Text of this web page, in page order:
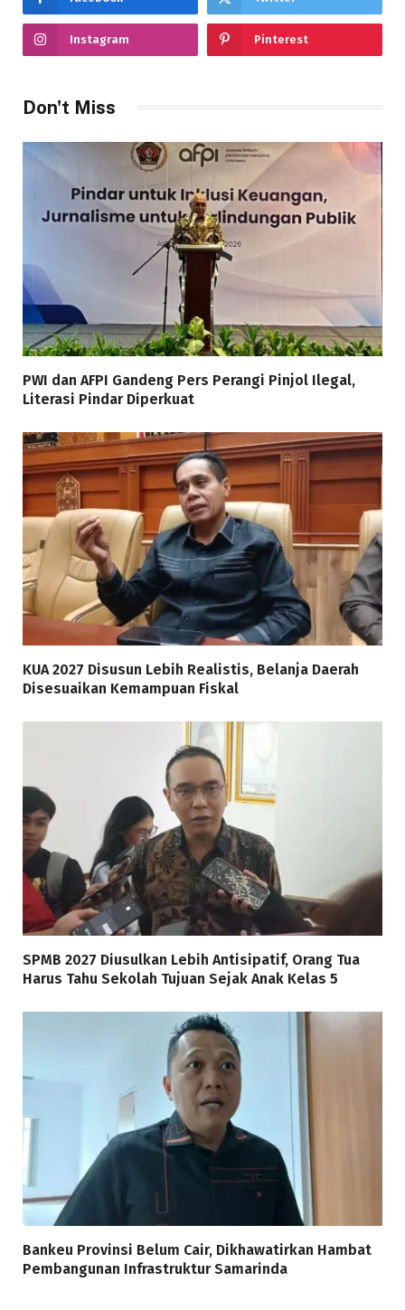
Instagram Pinterest
Don't Miss
PWI dan AFPI Gandeng Pers Perangi Pinjol Ilegal,
Literasi Pindar Diperkuat
KUA 2027 Disusun Lebih Realistis, Belanja Daerah
Disesuaikan Kemampuan Fiskal
SPMB 2027 Diusulkan Lebih Antisipatif, Orang Tua
Harus Tahu Sekolah Tujuan Sejak Anak Kelas 5
Bankeu Provinsi Belum Cair, Dikhawatirkan Hambat
Pembangunan Infrastruktur Samarinda